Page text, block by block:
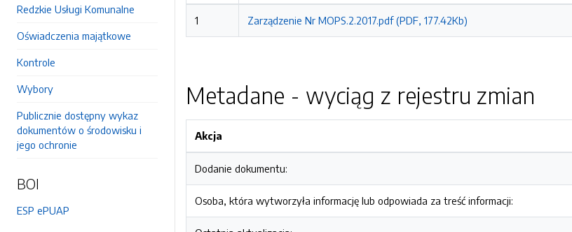
Redzkie Usługi Komunalne
Oświadczenia majątkowe
Kontrole
Wybory
Publicznie dostępny wykaz
dokumentów o środowisku i
jego ochronie
BOI
ESP ePUAP
1 Zarządzenie Nr MOPS.2.2017.pdf (PDF, 177.42Kb)
Metadane - wyciąg z rejestru zmian
Akcja
Dodanie dokumentu:
Osoba, która wytworzyła informację lub odpowiada za treść informacji: